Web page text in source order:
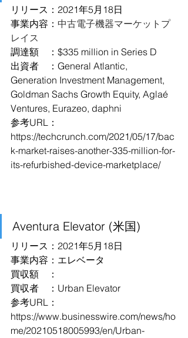
リリース：2021年5月18日
事業内容： 中古電子機器マーケットプ
レイス
調達額　：$335 million in Series D
出資者　：General Atlantic,
Generation Investment Management,
Goldman Sachs Growth Equity, Aglaé
Ventures, Eurazeo, daphni
参考URL：
https://techcrunch.com/2021/05/17/bac
k-market-raises-another-335-million-for-
its-refurbished-device-marketplace/
Aventura Elevator (米国)
リリース：2021年5月18日
事業内容：エレベータ
買収額　：
買収者　：Urban Elevator
参考URL：
https://www.businesswire.com/news/ho
me/20210518005993/en/Urban-